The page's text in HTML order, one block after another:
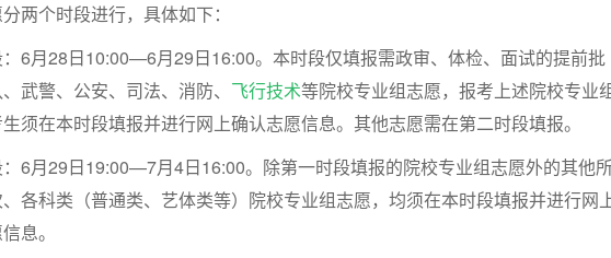
两个时段进行，具体如下：
6月28日10:00—6月29日16:00。本时段仅填报需政审、体检、面试的提前批
武警、公安、司法、消防、 飞行技术等院校专业组志愿，报考上述院校专业
须在本时段填报并进行网上确认志愿信息。其他志愿需在第二时段填报。
6月29日19:00—7月4日16:00。除第一时段填报的院校专业组志愿外的其他
各科类（普通类、艺体类等）院校专业组志愿，均须在本时段填报并进行网
息。